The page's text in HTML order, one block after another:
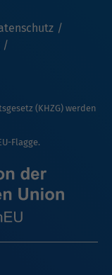
(KHZG) werden
Flagge.